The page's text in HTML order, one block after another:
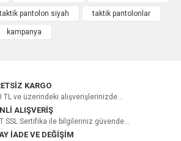
| 34
taktik pantolon siyah taktik pantolonlar
kampanya
KARGO
TL ve üzerindeki alışverişlerinizde...
ALIŞVERİŞ
SSL Sertifika ile bilgileriniz güvende...
İADE VE DEĞİŞİM